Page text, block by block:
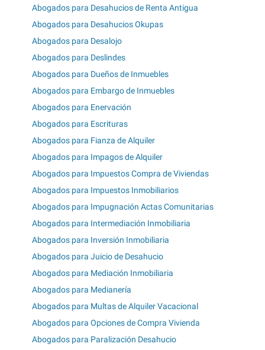
Abogados para Desahucios de Renta Antigua
Abogados para Desahucios Okupas
Abogados para Desalojo
Abogados para Deslindes
Abogados para Dueños de Inmuebles
Abogados para Embargo de Inmuebles
Abogados para Enervación
Abogados para Escrituras
Abogados para Fianza de Alquiler
Abogados para Impagos de Alquiler
Abogados para Impuestos Compra de Viviendas
Abogados para Impuestos Inmobiliarios
Abogados para Impugnación Actas Comunitarias
Abogados para Intermediación Inmobiliaria
Abogados para Inversión Inmobiliaria
Abogados para Juicio de Desahucio
Abogados para Mediación Inmobiliaria
Abogados para Medianería
Abogados para Multas de Alquiler Vacacional
Abogados para Opciones de Compra Vivienda
Abogados para Paralización Desahucio